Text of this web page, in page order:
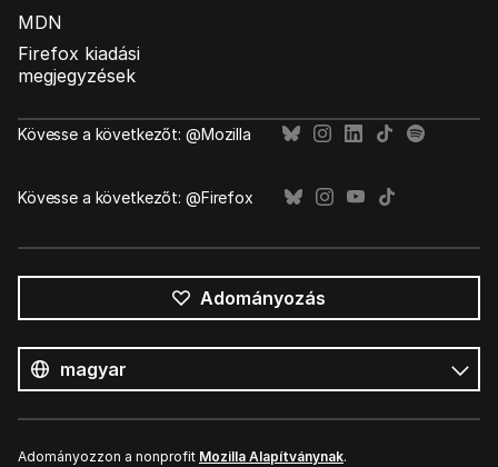
MDN
Firefox kiadási
megjegyzések
Kövesse a következőt: @Mozilla
Kövesse a következőt: @Firefox
Adományozás
nyelv
Nyelv
Adományozzon a nonprofit Mozilla Alapítványnak.